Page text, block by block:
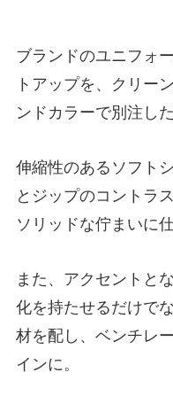
ブランドのユニフォ
トアップを、クリー
ンドカラーで別注した
伸縮性のあるソフト
とジップのコントラ
ソリッドな佇まいに
また、アクセントと
化を持たせるだけで
材を配し、ベンチレ
インに。